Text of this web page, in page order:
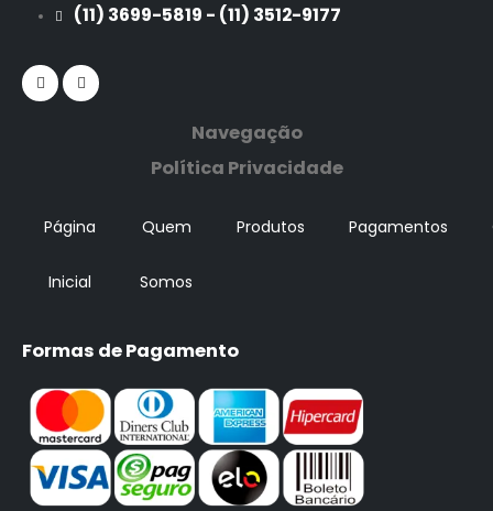
(11) 3699-5819 - (11) 3512-9177
Navegação
Política Privacidade
Página
Inicial
Quem
Somos
Produtos Pagamentos
Formas de Pagamento